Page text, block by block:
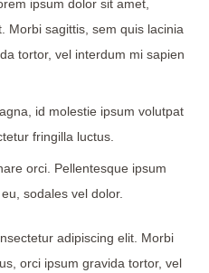
ipsum dolor sit amet,
Morbi sagittis, sem quis lacinia
tortor, vel interdum mi sapien
id molestie ipsum volutpat
fringilla luctus.
orci. Pellentesque ipsum
sodales vel dolor.
adipiscing elit. Morbi
orci ipsum gravida tortor, vel